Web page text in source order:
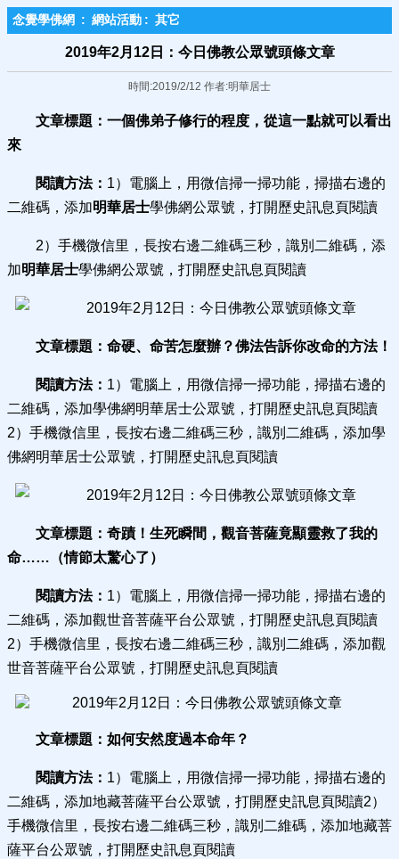
念覺學佛網 : 網站活動 : 其它
2019年2月12日：今日佛教公眾號頭條文章
時間:2019/2/12 作者:明華居士
文章標題： 一個佛弟子修行的程度，從這一點就可以看出
來
閱讀方法： 1）電腦上，用微信掃一掃功能，掃描右邊的
二維碼，添加明華居士學佛網公眾號，打開歷史訊息頁閱讀
2）手機微信里，長按右邊二維碼三秒，識別二維碼，添
加明華居士學佛網公眾號，打開歷史訊息頁閱讀
文章標題： 命硬、命苦怎麼辦？佛法告訴你改命的方法！
閱讀方法： 1）電腦上，用微信掃一掃功能，掃描右邊的
二維碼，添加學佛網明華居士公眾號，打開歷史訊息頁閱讀
2）手機微信里，長按右邊二維碼三秒，識別二維碼，添加學
佛網明華居士公眾號，打開歷史訊息頁閱讀
文章標題： 奇蹟！生死瞬間，觀音菩薩竟顯靈救了我的
命……（情節太驚心了）
閱讀方法： 1）電腦上，用微信掃一掃功能，掃描右邊的
二維碼，添加觀世音菩薩平台公眾號，打開歷史訊息頁閱讀
2）手機微信里，長按右邊二維碼三秒，識別二維碼，添加觀
世音菩薩平台公眾號，打開歷史訊息頁閱讀
文章標題： 如何安然度過本命年？
閱讀方法： 1）電腦上，用微信掃一掃功能，掃描右邊的
二維碼，添加地藏菩薩平台公眾號，打開歷史訊息頁閱讀2）
手機微信里，長按右邊二維碼三秒，識別二維碼，添加地藏菩
薩平台公眾號，打開歷史訊息頁閱讀